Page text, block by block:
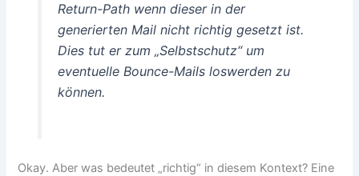
Return-Path wenn dieser in der
generierten Mail nicht richtig gesetzt ist.
Dies tut er zum „Selbstschutz“ um
eventuelle Bounce-Mails loswerden zu
können.
Okay. Aber was bedeutet „richtig“ in diesem Kontext? Eine